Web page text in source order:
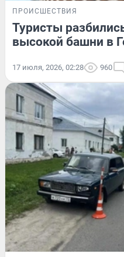
ПРОИСШЕСТВИЯ
Туристы
высокой башни в
17 июля, 2026, 02:28 960